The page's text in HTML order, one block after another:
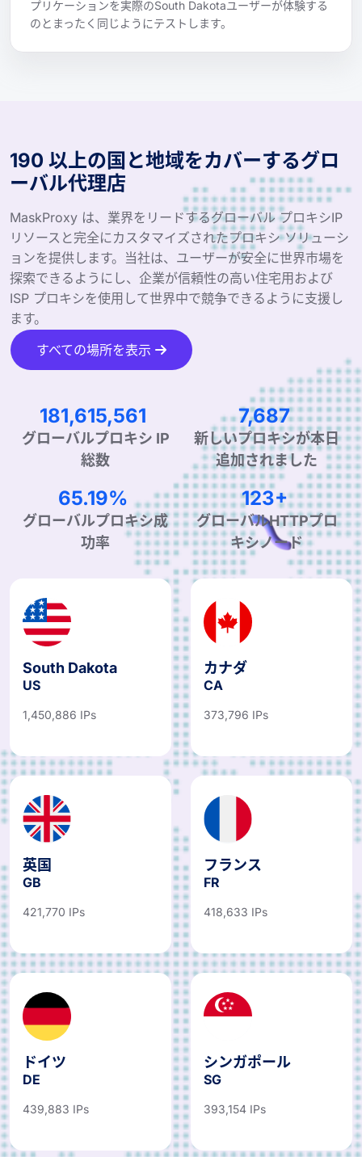
プリケーションを実際のSouth Dakotaユーザーが体験する
のとまったく同じようにテストします。
190 以上の国と地域をカバーするグロ
ーバル代理店
MaskProxy は、業界をリードするグローバル プロキシIP
リソースと完全にカスタマイズされたプロキシ ソリューシ
ョンを提供します。当社は、ユーザーが安全に世界市場を
探索できるようにし、企業が信頼性の高い住宅用および
ISP プロキシを使用して世界中で競争できるように支援し
ます。
すべての場所を表示
276,371,506
グローバルプロキシ IP
総数
11,781
新しいプロキシが本日
追加されました
99.90%
グローバルプロキシ成
功率
190+
グローバルHTTPプロ
キシノード
South Dakota
US
1,450,886 IPs
カナダ
CA
373,796 IPs
英国
GB
421,770 IPs
フランス
FR
418,633 IPs
ドイツ
DE
439,883 IPs
シンガポール
SG
393,154 IPs